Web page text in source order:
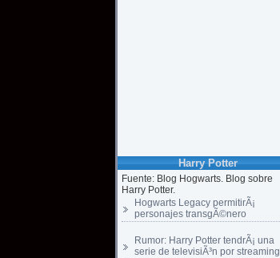
Harry Potter
Fuente: Blog Hogwarts. Blog sobre
Harry Potter.
Hogwarts Legacy permitirÃ¡
personajes transgÃ©nero
Rumor: Harry Potter tendrÃ¡ una
serie de televisiÃ³n por streaming